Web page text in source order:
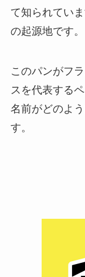
て知られてい
の起源地です。
このパンがフ
スを代表する
名前がどのよ
す。